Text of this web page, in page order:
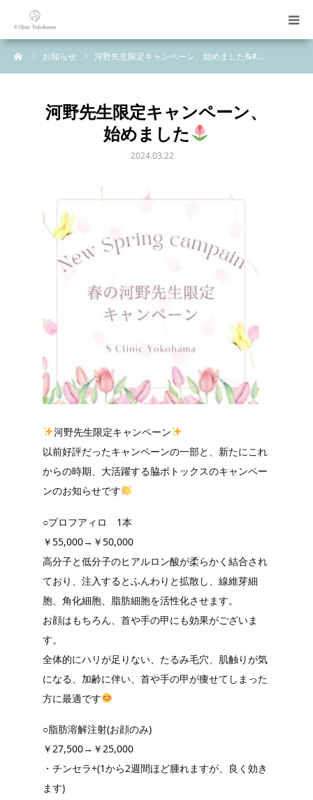
お知らせ 河野先生限定キャンペーン、始めました&#…
河野先生限定キャンペーン、
始めました
2024.03.22
河野先生限定キャンペーン
以前好評だったキャンペーンの一部と、新たにこれ
からの時期、大活躍する脇ボトックスのキャンペー
ンのお知らせです
○プロフアィロ 1本
￥55,000→￥50,000
高分子と低分子のヒアルロン酸が柔らかく結合され
ており、注入するとふんわりと拡散し、線維芽細
胞、角化細胞、脂肪細胞を活性化させます。
お顔はもちろん、首や手の甲にも効果がございま
す。
全体的にハリが足りない、たるみ毛穴、肌触りが気
になる、加齢に伴い、首や手の甲が痩せてしまった
方に最適です
○脂肪溶解注射(お顔のみ)
￥27,500→￥25,000
・チンセラ+(1から2週間ほど腫れますが、良く効き
ます)
診療科目
お問い合わせ
LINE予約
ONLINE SHOP